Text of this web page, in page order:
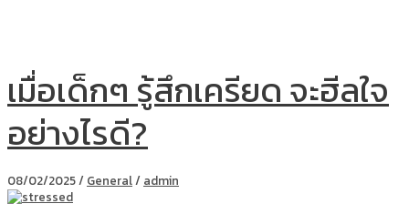
เมื่อเด็กๆ รู้สึกเครียด จะฮีลใจ
อย่างไรดี?
08/02/2025/ General/ admin